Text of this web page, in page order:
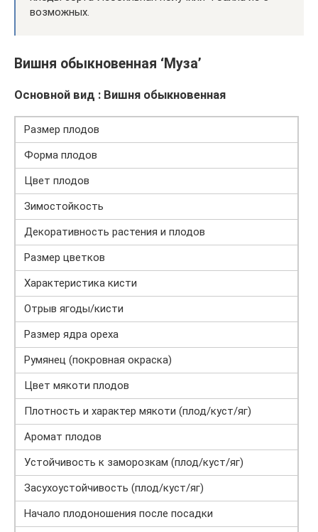
возможных.
Вишня обыкновенная ‘Муза’
Основной вид : Вишня обыкновенная
Размер плодов
Форма плодов
Цвет плодов
Зимостойкость
Декоративность растения и плодов
Размер цветков
Характеристика кисти
Отрыв ягоды/кисти
Размер ядра ореха
Румянец (покровная окраска)
Цвет мякоти плодов
Плотность и характер мякоти (плод/куст/яг)
Аромат плодов
Устойчивость к заморозкам (плод/куст/яг)
Засухоустойчивость (плод/куст/яг)
Начало плодоношения после посадки